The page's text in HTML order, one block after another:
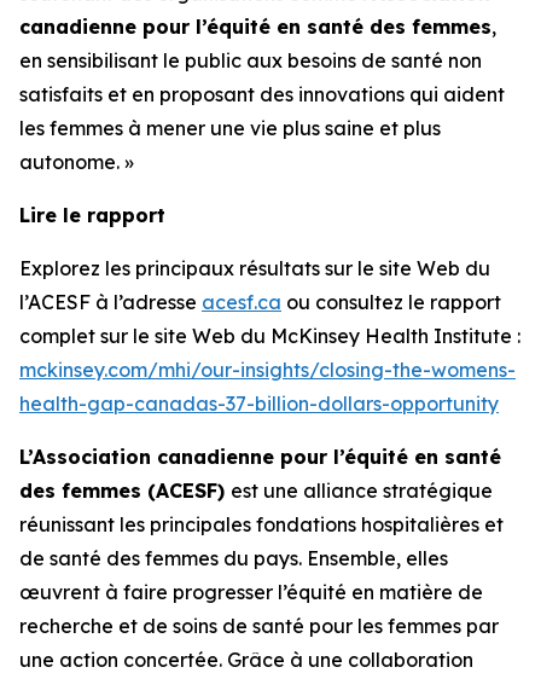
canadienne pour l’équité en santé des femmes,
en sensibilisant le public aux besoins de santé non
satisfaits et en proposant des innovations qui aident
les femmes à mener une vie plus saine et plus
autonome. »
Lire le rapport
Explorez les principaux résultats sur le site Web du
l’ACESF à l’adresse acesf.ca ou consultez le rapport
complet sur le site Web du McKinsey Health Institute :
mckinsey.com/mhi/our-insights/closing-the-womens-
health-gap-canadas-37-billion-dollars-opportunity
L’Association canadienne pour l’équité en santé
des femmes (ACESF) est une alliance stratégique
réunissant les principales fondations hospitalières et
de santé des femmes du pays. Ensemble, elles
œuvrent à faire progresser l’équité en matière de
recherche et de soins de santé pour les femmes par
une action concertée. Grâce à une collaboration